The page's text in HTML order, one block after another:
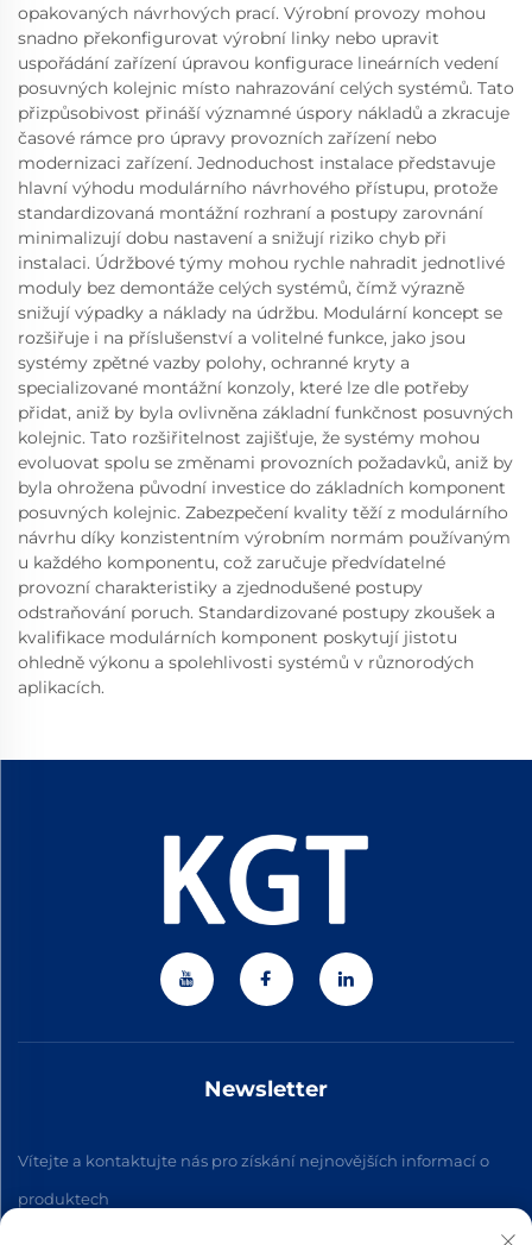
opakovaných návrhových prací. Výrobní provozy mohou
snadno překonfigurovat výrobní linky nebo upravit
uspořádání zařízení úpravou konfigurace lineárních vedení
posuvných kolejnic místo nahrazování celých systémů. Tato
přizpůsobivost přináší významné úspory nákladů a zkracuje
časové rámce pro úpravy provozních zařízení nebo
modernizaci zařízení. Jednoduchost instalace představuje
hlavní výhodu modulárního návrhového přístupu, protože
standardizovaná montážní rozhraní a postupy zarovnání
minimalizují dobu nastavení a snižují riziko chyb při
instalaci. Údržbové týmy mohou rychle nahradit jednotlivé
moduly bez demontáže celých systémů, čímž výrazně
snižují výpadky a náklady na údržbu. Modulární koncept se
rozšiřuje i na příslušenství a volitelné funkce, jako jsou
systémy zpětné vazby polohy, ochranné kryty a
specializované montážní konzoly, které lze dle potřeby
přidat, aniž by byla ovlivněna základní funkčnost posuvných
kolejnic. Tato rozšiřitelnost zajišťuje, že systémy mohou
evoluovat spolu se změnami provozních požadavků, aniž by
byla ohrožena původní investice do základních komponent
posuvných kolejnic. Zabezpečení kvality těží z modulárního
návrhu díky konzistentním výrobním normám používaným
u každého komponentu, což zaručuje předvídatelné
provozní charakteristiky a zjednodušené postupy
odstraňování poruch. Standardizované postupy zkoušek a
kvalifikace modulárních komponent poskytují jistotu
ohledně výkonu a spolehlivosti systémů v různorodých
aplikacích.
Newsletter
Vítejte a kontaktujte nás pro získání nejnovějších informací o
produktech